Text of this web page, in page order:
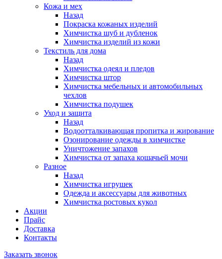
Кожа и мех
Назад
Покраска кожаных изделий
Химчистка шуб и дубленок
Химчистка изделий из кожи
Текстиль для дома
Назад
Химчистка одеял и пледов
Химчистка штор
Химчистка мебельных и автомобильных
чехлов
Химчистка подушек
Уход и защита
Назад
Водоотталкивающая пропитка и жирование
Озонирование одежды в химчистке
Уничтожение запахов
Химчистка от запаха кошачьей мочи
Разное
Назад
Химчистка игрушек
Одежда и аксессуары для животных
Химчистка ростовых кукол
Акции
Прайс
Доставка
Контакты
Заказать звонок